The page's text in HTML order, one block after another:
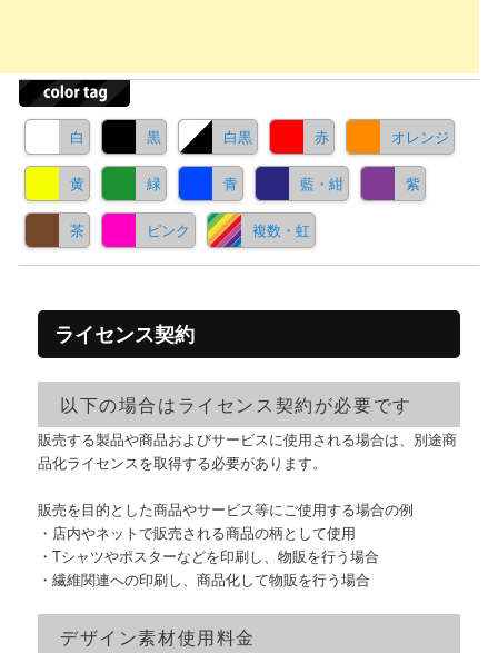
白 黒 白黒 赤 オレンジ
黄 緑 青 藍・紺 紫
茶 ピンク 複数・虹
ライセンス契約
以下の場合はライセンス契約が必要です
販売する製品や商品およびサービスに使用される場合は、別途商
品化ライセンスを取得する必要があります。
販売を目的とした商品やサービス等にご使用する場合の例
・店内やネットで販売される商品の柄として使用
・Tシャツやポスターなどを印刷し、物販を行う場合
・繊維関連への印刷し、商品化して物販を行う場合
デザイン素材使用料金